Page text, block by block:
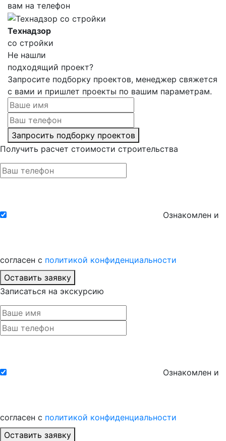
вам на телефон
Технадзор
со стройки
Не нашли
подходящий проект?
Запросите подборку проектов, менеджер свяжется
с вами и пришлет проекты по вашим параметрам.
Запросить подборку проектов
Получить расчет стоимости строительства
Ознакомлен и
согласен с политикой конфиденциальности
Оставить заявку
Записаться на экскурсию
Ознакомлен и
согласен с политикой конфиденциальности
Оставить заявку